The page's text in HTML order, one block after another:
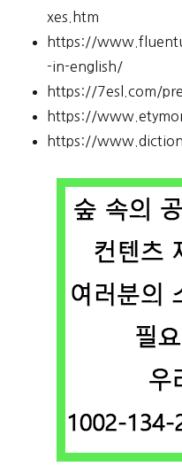
xes.htm
https://
-in-english/
https://7esl.com/
https://
https://